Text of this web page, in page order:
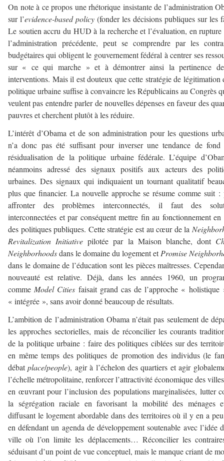
On note à ce propos une rhétorique insistante de l’administration
sur l’evidence-based policy (fonder les décisions publiques sur les
Le soutien accru du HUD à la recherche et l’évaluation, en rupture
l’administration précédente, peut se comprendre par les
budgétaires qui obligent le gouvernement fédéral à centrer ses
sur « ce qui marche » et à démontrer ainsi la pertinence
interventions. Mais il est douteux que cette stratégie de légitimation
politique urbaine suffise à convaincre les Républicains au Congrès
veulent pas entendre parler de nouvelles dépenses en faveur des
pauvres et cherchent plutôt à les réduire.
L’intérêt d’Obama et de son administration pour les questions
n’a donc pas été suffisant pour inverser une tendance de
résidualisation de la politique urbaine fédérale. L’équipe
néanmoins adressé des signaux positifs aux acteurs des
urbaines. Des signaux qui indiquaient un tournant qualitatif
plus que financier. La nouvelle approche se résume comme suit :
affronter des problèmes interconnectés, il faut des
interconnectées et par conséquent mettre fin au fonctionnement en
des politiques publiques. Cette stratégie est au cœur de la
Revitalization Initiative pilotée par la Maison blanche, dont
Neighborhoodsdans le domaine du logement etPromise
dans le domaine de l’éducation sont les pièces maîtresses.
nouveauté est relative. Déjà, dans les années 1960, un
comme Model Cities faisait grand cas de l’approche « holistique
« intégrée », sans avoir donné beaucoup de résultats.
L’ambition de l’administration Obama n’était pas seulement de
les approches sectorielles, mais de réconcilier les courants
de la politique urbaine : faire des politiques ciblées sur des
en même temps des politiques de promotion des individus (le
débatplace/people), agir à l’échelon des quartiers et agir
l’échelle métropolitaine, renforcer l’attractivité économique des
en œuvrant pour l’inclusion des populations marginalisées, lutter
la ségrégation raciale en favorisant la mobilité des ménages
diffusant le logement abordable dans des territoires où il y en a
en défendant un agenda de développement soutenable avec l’idée
ville où l’on limite les déplacements… Réconcilier les
séduisant d’un point de vue conceptuel, mais le manque criant de